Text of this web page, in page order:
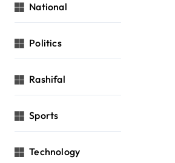
National
Politics
Rashifal
Sports
Technology